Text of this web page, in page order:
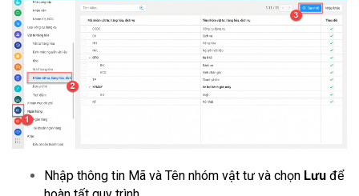
Nhập thông tin Mã và Tên nhóm vật tư và chọn Lưu để